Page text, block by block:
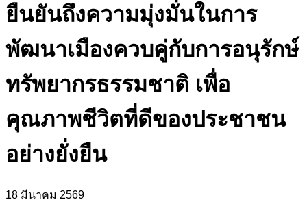
ยืนยันถึงความมุ่งมั่นในการ
พัฒนาเมืองควบคู่กับการอนุรักษ์
ทรัพยากรธรรมชาติ เพื่อ
คุณภาพชีวิตที่ดีของประชาชน
อย่างยั่งยืน
18 มีนาคม 2569